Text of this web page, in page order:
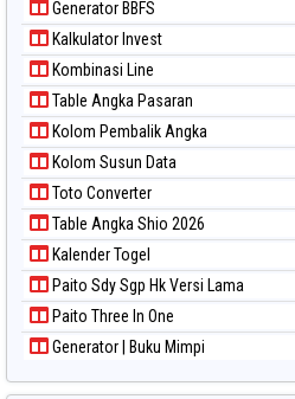
Paito Warna Sydney Lottery
Paito Warna Sydney Lottery 6d
Paito Warna Sydney Lotto
Paito Warna Sydney Pools 6d
Paito Warna Taipei
Paito Warna Taiwan
Generator BBFS
Kalkulator Invest
Kombinasi Line
Table Angka Pasaran
Kolom Pembalik Angka
Kolom Susun Data
Toto Converter
Table Angka Shio 2026
Kalender Togel
Paito Sdy Sgp Hk Versi Lama
Paito Three In One
Generator | Buku Mimpi